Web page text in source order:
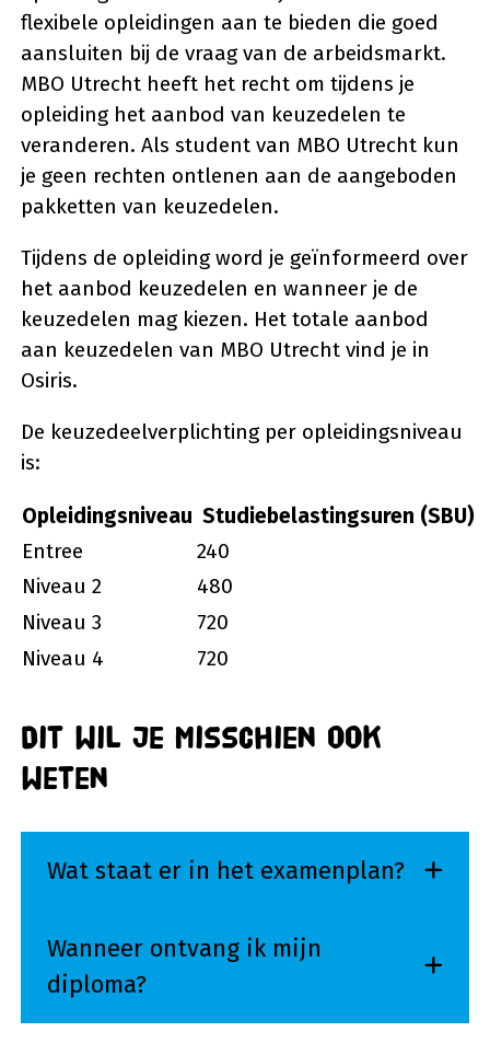
flexibele opleidingen aan te bieden die goed
aansluiten bij de vraag van de arbeidsmarkt.
MBO Utrecht heeft het recht om tijdens je
opleiding het aanbod van keuzedelen te
veranderen. Als student van MBO Utrecht kun
je geen rechten ontlenen aan de aangeboden
pakketten van keuzedelen.
Tijdens de opleiding word je geïnformeerd over
het aanbod keuzedelen en wanneer je de
keuzedelen mag kiezen. Het totale aanbod
aan keuzedelen van MBO Utrecht vind je in
Osiris.
De keuzedeelverplichting per opleidingsniveau
is:
Opleidingsniveau Studiebelastingsuren (SBU)
Entree
240
Niveau 2
480
Niveau 3
720
Niveau 4
720
Dit wil je misschien ook
weten
Wat staat er in het examenplan?
Wanneer ontvang ik mijn
diploma?